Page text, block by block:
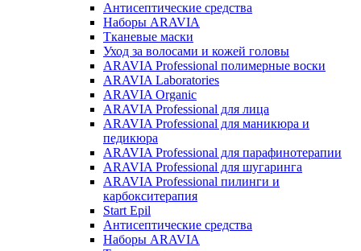
Антисептические средства
Наборы ARAVIA
Тканевые маски
Уход за волосами и кожей головы
ARAVIA Professional полимерные воски
ARAVIA Laboratories
ARAVIA Organic
ARAVIA Professional для лица
ARAVIA Professional для маникюра и
педикюра
ARAVIA Professional для парафинотерапии
ARAVIA Professional для шугаринга
ARAVIA Professional пилинги и
карбокситерапия
Start Epil
Антисептические средства
Наборы ARAVIA